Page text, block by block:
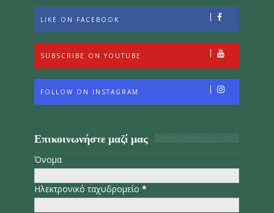
LIKE ON FACEBOOK
SUBSCRIBE ON YOUTUBE
FOLLOW ON INSTAGRAM
Επικοινωνήστε μαζί μας
Όνομα
Ηλεκτρονικό ταχυδρομείο*